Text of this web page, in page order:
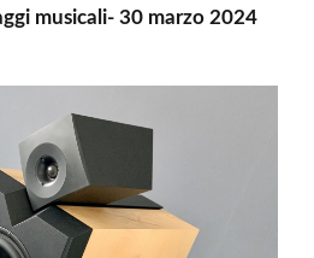
musicali- 30 marzo 2024